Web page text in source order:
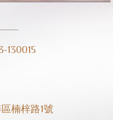
130015
楠梓路1號